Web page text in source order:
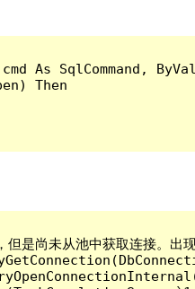
As SqlCommand,
未从池中获取连接。出现